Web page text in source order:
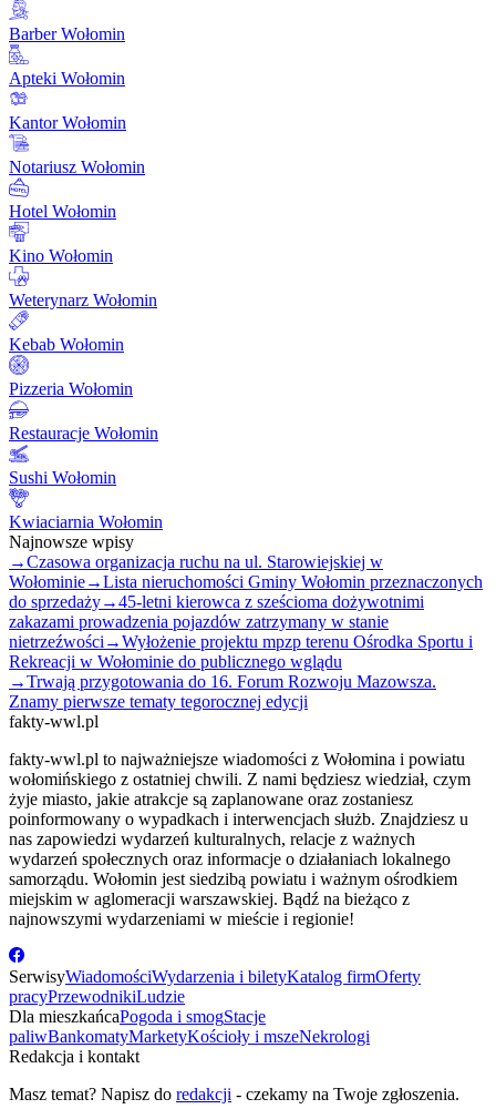
Barber Wołomin
Apteki Wołomin
Kantor Wołomin
Notariusz Wołomin
Hotel Wołomin
Kino Wołomin
Weterynarz Wołomin
Kebab Wołomin
Pizzeria Wołomin
Restauracje Wołomin
Sushi Wołomin
Kwiaciarnia Wołomin
Najnowsze wpisy
→Czasowa organizacja ruchu na ul. Starowiejskiej w
Wołominie→Lista nieruchomości Gminy Wołomin przeznaczonych
do sprzedaży→45-letni kierowca z sześcioma dożywotnimi
zakazami prowadzenia pojazdów zatrzymany w stanie
nietrzeźwości →Wyłożenie projektu mpzp terenu Ośrodka Sportu i
Rekreacji w Wołominie do publicznego wglądu
→Trwają przygotowania do 16. Forum Rozwoju Mazowsza.
Znamy pierwsze tematy tegorocznej edycji
fakty-wwl.pl
fakty-wwl.pl to najważniejsze wiadomości z Wołomina i powiatu
wołomińskiego z ostatniej chwili. Z nami będziesz wiedział, czym
żyje miasto, jakie atrakcje są zaplanowane oraz zostaniesz
poinformowany o wypadkach i interwencjach służb. Znajdziesz u
nas zapowiedzi wydarzeń kulturalnych, relacje z ważnych
wydarzeń społecznych oraz informacje o działaniach lokalnego
samorządu. Wołomin jest siedzibą powiatu i ważnym ośrodkiem
miejskim w aglomeracji warszawskiej. Bądź na bieżąco z
najnowszymi wydarzeniami w mieście i regionie!
SerwisyWiadomościWydarzenia i biletyKatalog firmOferty
pracyPrzewodnikiLudzie
Dla mieszkańcaPogoda i smogStacje
paliwBankomatyMarketyKościoły i mszeNekrologi
Redakcja i kontakt
Masz temat? Napisz do redakcji - czekamy na Twoje zgłoszenia.